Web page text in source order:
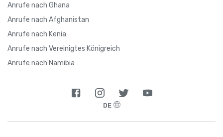
Anrufe nach Ghana
Anrufe nach Afghanistan
Anrufe nach Kenia
Anrufe nach Vereinigtes Königreich
Anrufe nach Namibia
DE